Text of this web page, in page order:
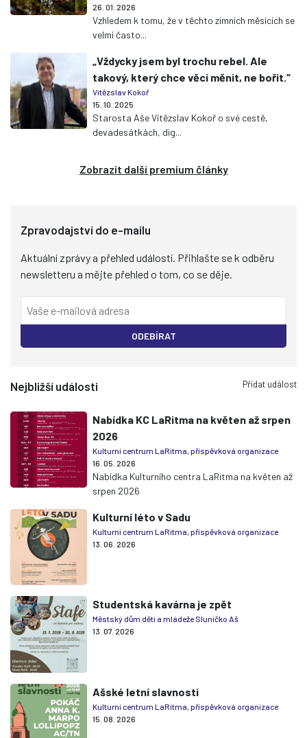
26. 01. 2026
Vzhledem k tomu, že v těchto zimních měsících se
velmi často...
„Vždycky jsem byl trochu rebel. Ale
takový, který chce věci měnit, ne bořit.“
Vítězslav Kokoř
15. 10. 2025
Starosta Aše Vítězslav Kokoř o své cestě,
devadesátkách, dig...
Zobrazit další premium články
Zpravodajství do e-mailu
Aktuální zprávy a přehled událostí. Přihlašte se k odběru
newsletteru a mějte přehled o tom, co se děje.
ODEBÍRAT
Nejbližší události Přidat událost
Nabídka KC LaRitma na květen až srpen
2026
Kulturní centrum LaRitma, příspěvková organizace
16. 05. 2026
Nabídka Kulturního centra LaRitma na květen až
srpen 2026
Kulturní léto v Sadu
Kulturní centrum LaRitma, příspěvková organizace
13. 06. 2026
Studentská kavárna je zpět
Městský dům dětí a mládeže Sluníčko Aš
13. 07. 2026
Ašské letní slavnosti
Kulturní centrum LaRitma, příspěvková organizace
15. 08. 2026